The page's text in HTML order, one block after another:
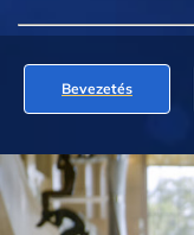
Bevezetés